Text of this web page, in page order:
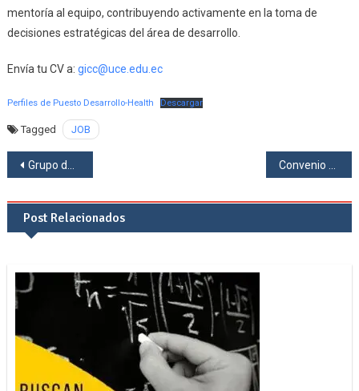
mentoría al equipo, contribuyendo activamente en la toma de
decisiones estratégicas del área de desarrollo.
Envía tu CV a: gicc@uce.edu.ec
Perfiles de Puesto Desarrollo-Health Descargar
Tagged JOB
Navegación
de
entradas
Grupo de Investigación Interdisciplinario Ciencia Central de la UCE liderará proyecto de innovación médica con apoyo interuniversitario
Post Relacionados